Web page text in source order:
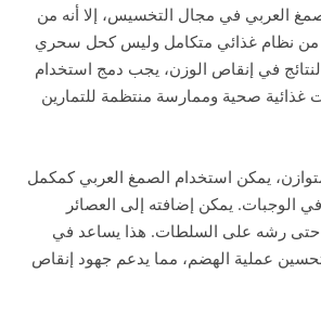
العربي في مجال التخسيس، إلا أنه من
من نظام غذائي متكامل وليس كحل سحري
في إنقاص الوزن، يجب دمج استخدام
غذائية صحية وممارسة منتظمة للتمارين
يمكن استخدام الصمغ العربي كمكمل
الوجبات. يمكن إضافته إلى العصائر
حتى رشه على السلطات. هذا يساعد في
عملية الهضم، مما يدعم جهود إنقاص